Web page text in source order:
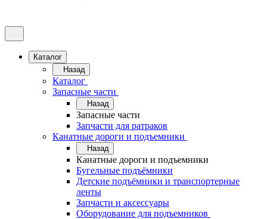
Каталог
Назад
Каталог
Запасные части
Назад
Запасные части
Запчасти для ратраков
Канатные дороги и подъемники
Назад
Канатные дороги и подъемники
Бугельные подъёмники
Детские подъёмники и транспортерные
ленты
Запчасти и аксессуары
Оборудование для подъемников